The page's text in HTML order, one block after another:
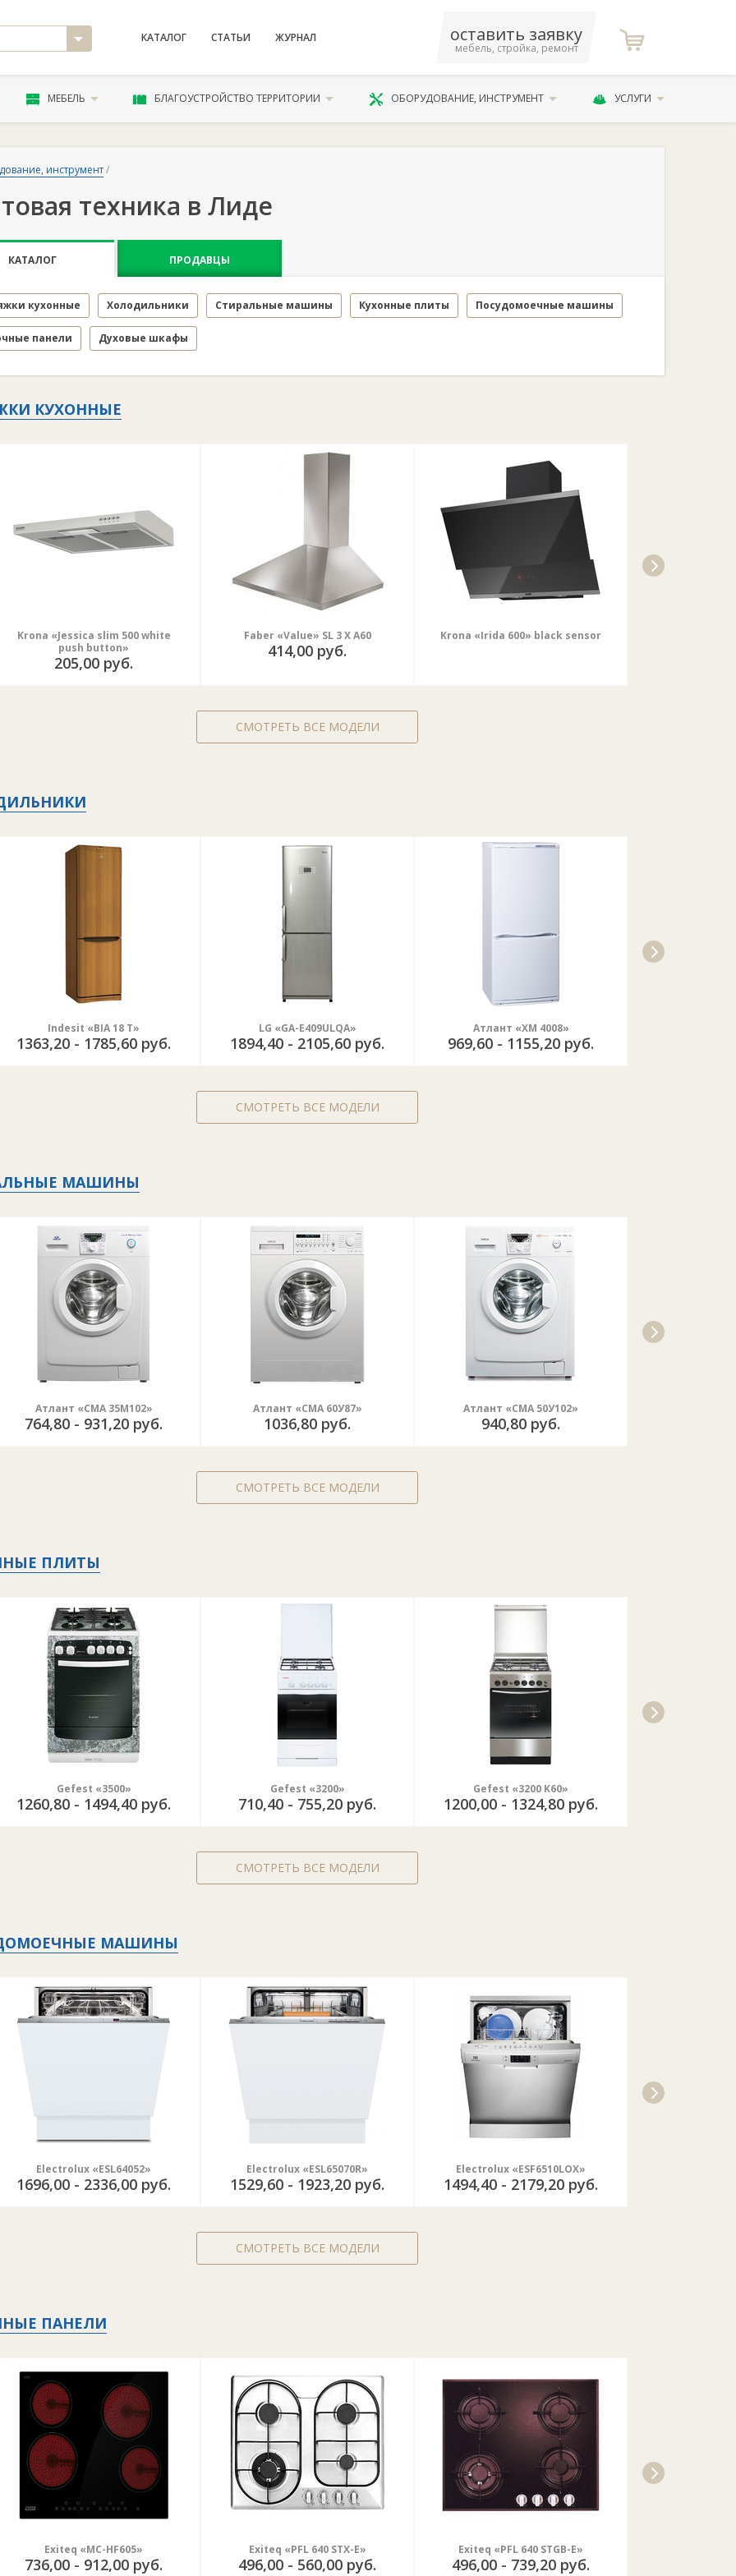
КАТАЛОГ СТАТЬИ ЖУРНАЛ оставить заявку
мебель, стройка, ремонт
МЕБЕЛЬ БЛАГОУСТРОЙСТВО ТЕРРИТОРИИ ОБОРУДОВАНИЕ, ИНСТРУМЕНТ УСЛУГИ
инструмент/
техника в Лиде
КАТАЛОГ ПРОДАВЦЫ
кухонные Холодильники Стиральные машины Кухонные плиты Посудомоечные машины
панели Духовые шкафы
КУХОННЫЕ
Krona «Jessica slim 500 white
push button»
205,00 руб.
Faber «Value» SL 3 X A60
414,00 руб.
Krona «Irida 600» black sensor
СМОТРЕТЬ ВСЕ МОДЕЛИ
Indesit «BIA 18 T»
1363,20 - 1785,60 руб.
LG «GA-E409ULQA»
1894,40 - 2105,60 руб.
Атлант «ХМ 4008»
969,60 - 1155,20 руб.
СМОТРЕТЬ ВСЕ МОДЕЛИ
МАШИНЫ
Атлант «СМА 35М102»
764,80 - 931,20 руб.
Атлант «СМА 60У87»
1036,80 руб.
Атлант «СМА 50У102»
940,80 руб.
СМОТРЕТЬ ВСЕ МОДЕЛИ
ПЛИТЫ
Gefest «3500»
1260,80 - 1494,40 руб.
Gefest «3200»
710,40 - 755,20 руб.
Gefest «3200 K60»
1200,00 - 1324,80 руб.
СМОТРЕТЬ ВСЕ МОДЕЛИ
МАШИНЫ
Electrolux «ESL64052»
1696,00 - 2336,00 руб.
Electrolux «ESL65070R»
1529,60 - 1923,20 руб.
Electrolux «ESF6510LOX»
1494,40 - 2179,20 руб.
СМОТРЕТЬ ВСЕ МОДЕЛИ
ПАНЕЛИ
Exiteq «MC-HF605»
736,00 - 912,00 руб.
Exiteq «PFL 640 STX-E»
496,00 - 560,00 руб.
Exiteq «PFL 640 STGB-E»
496,00 - 739,20 руб.